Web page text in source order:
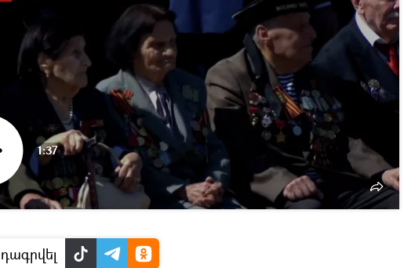
1:37